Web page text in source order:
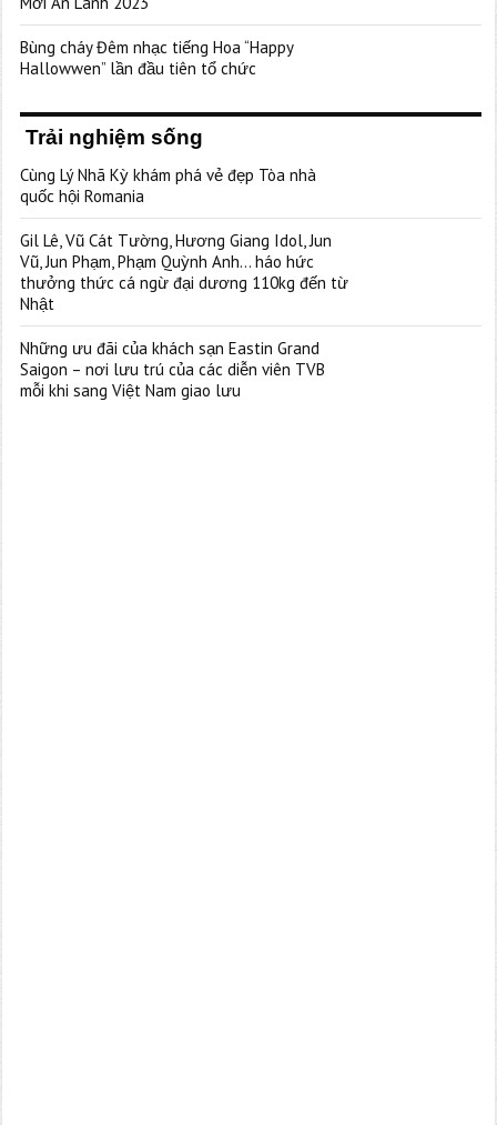
Bùng cháy Đêm nhạc tiếng Hoa “Happy
Hallowwen” lần đầu tiên tổ chức
Trải nghiệm sống
Cùng Lý Nhã Kỳ khám phá vẻ đẹp Tòa nhà
quốc hội Romania
Gil Lê, Vũ Cát Tường, Hương Giang Idol, Jun
Vũ, Jun Phạm, Phạm Quỳnh Anh… háo hức
thưởng thức cá ngừ đại dương 110kg đến từ
Nhật
Những ưu đãi của khách sạn Eastin Grand
Saigon – nơi lưu trú của các diễn viên TVB
mỗi khi sang Việt Nam giao lưu